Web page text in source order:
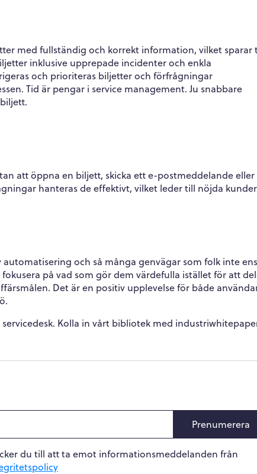
med fullständig och korrekt information, vilket sparar
inklusive upprepade incidenter och enkla
och prioriteras biljetter och förfrågningar
Tid är pengar i service management. Ju snabbare
att öppna en biljett, skicka ett e-postmeddelande eller
hanteras de effektivt, vilket leder till nöjda
och så många genvägar som folk inte ens
på vad som gör dem värdefulla istället för att
Det är en positiv upplevelse för både
Kolla in vårt bibliotek med
Prenumerera
du till att ta emot informationsmeddelanden från